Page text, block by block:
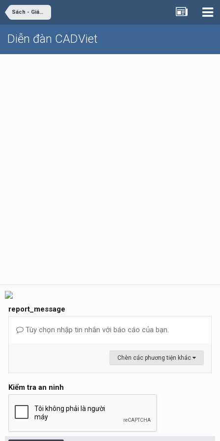
Sách - Giáo trình - Tài liệu
Diễn đàn CADViet
report_message
Tùy chọn nhập tin nhắn với báo cáo của bạn.
Chèn các phương tiện khác
Kiểm tra an ninh